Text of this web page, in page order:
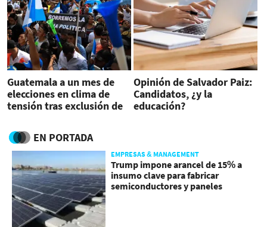
Guatemala a un mes de
elecciones en clima de
tensión tras exclusión de
Opinión de Salvador Paiz:
Candidatos, ¿y la
educación?
EN PORTADA
EMPRESAS & MANAGEMENT
Trump impone arancel de 15% a
insumo clave para fabricar
semiconductores y paneles